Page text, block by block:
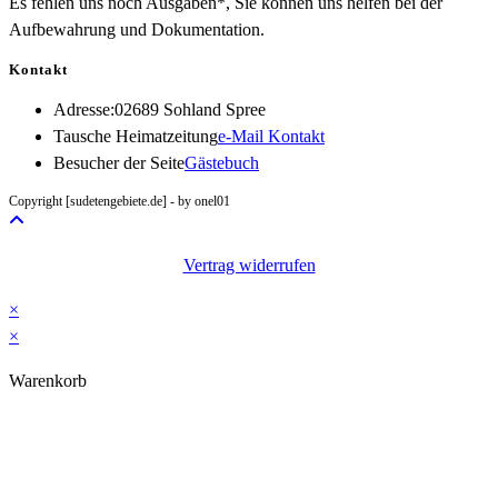
Aufbewahrung und Dokumentation.
Kontakt
Adresse:02689 Sohland Spree
Tausche Heimatzeitunge-Mail KontaktOpens
Besucher der SeiteGästebuch
Copyright [sudetengebiete.de] - by onel01
Vertrag widerrufen
×
×
Warenkorb